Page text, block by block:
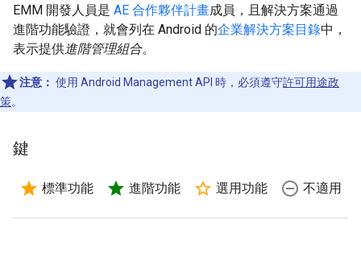
EMM 開發人員是 AE 合作夥伴計畫成員，且解決方案通過
進階功能驗證，就會列在 Android 的企業解決方案目錄中，
表示提供進階管理組合。
注意： 使用 Android Management API 時，必須遵守許可用途政
策。
鍵
star 標準功能 star 進階功能 star_border 選用功能 remove_circle_outline 不適用